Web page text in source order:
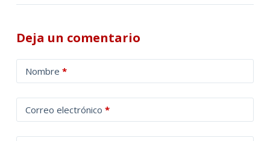
Deja un comentario
Nombre *
Correo electrónico *
l
t